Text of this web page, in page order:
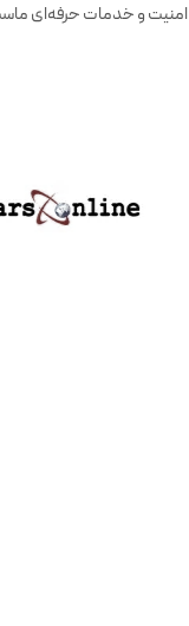
امنیت و خدمات حرفه‌ای